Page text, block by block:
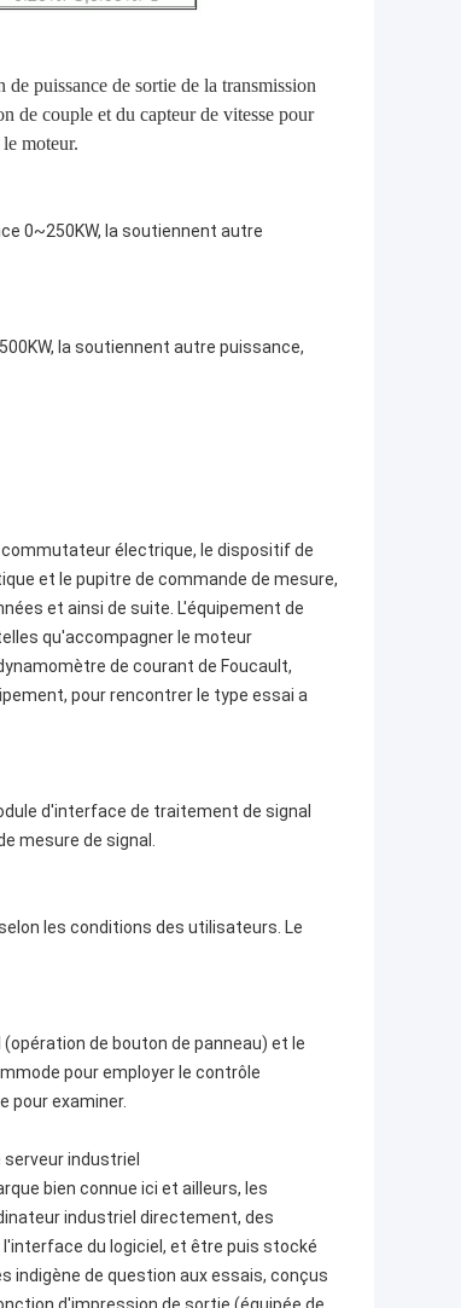
puissance de sortie de la transmission
de couple et du capteur de vitesse pour
moteur.
0~250KW, la soutiennent autre
la soutiennent autre puissance,
électrique, le dispositif de
et le pupitre de commande de mesure,
et ainsi de suite. L'équipement de
qu'accompagner le moteur
de courant de Foucault,
pour rencontrer le type essai a
d'interface de traitement de signal
mesure de signal.
les conditions des utilisateurs. Le
de bouton de panneau) et le
pour employer le contrôle
pour examiner.
industriel
bien connue ici et ailleurs, les
industriel directement, des
du logiciel, et être puis stocké
indigène de question aux essais, conçus